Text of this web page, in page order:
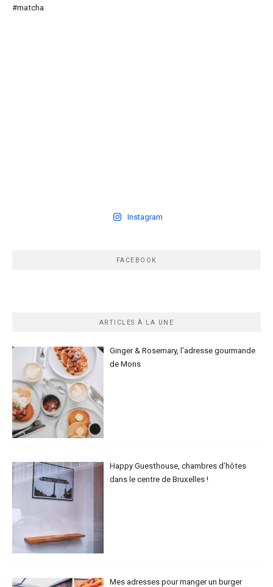
Instagram
FACEBOOK
ARTICLES À LA UNE
Ginger & Rosemary, l’adresse gourmande
de Mons
Happy Guesthouse, chambres d’hôtes
dans le centre de Bruxelles !
Mes adresses pour manger un burger